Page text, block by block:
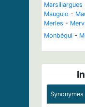
Marsillargues
Mauguio -
Merles -
Monbéqui -
Synonymes